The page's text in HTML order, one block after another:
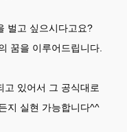
벌고 싶으시다고요?
꿈을 이루어드립니다.
고 있어서 그 공식대로
지 실현 가능합니다^^